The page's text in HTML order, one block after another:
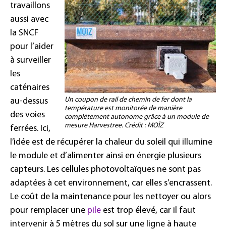
Un coupon de rail de chemin de fer dont la
température est monitorée de manière
complètement autonome grâce à un module de
mesure Harvestree. Crédit : MOÏZ
travaillons
aussi avec
la SNCF
pour l’aider
à surveiller
les
caténaires
au-dessus
des voies
ferrées. Ici,
l’idée est de récupérer la chaleur du soleil qui illumine
le module et d’alimenter ainsi en énergie plusieurs
capteurs. Les cellules photovoltaïques ne sont pas
adaptées à cet environnement, car elles s’encrassent.
Le coût de la maintenance pour les nettoyer ou alors
pour remplacer une pile est trop élevé, car il faut
intervenir à 5 mètres du sol sur une ligne à haute